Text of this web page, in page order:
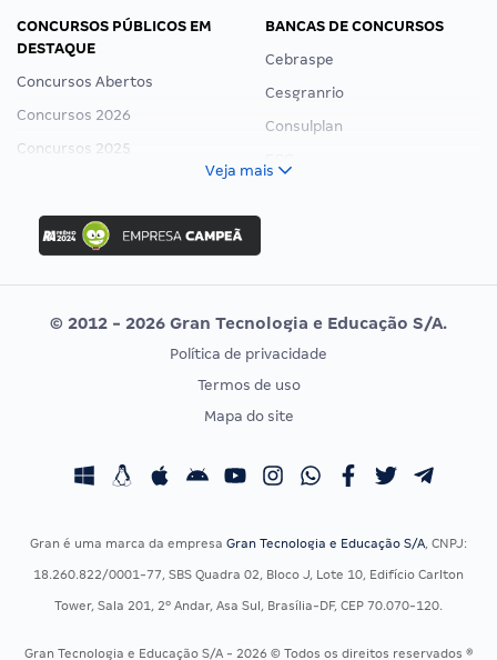
CONCURSOS PÚBLICOS EM
DESTAQUE
Concursos Abertos
Concursos 2026
Concursos 2025
Concurso Ibama
Concurso MPU
Editais publicados
BANCAS DE CONCURSOS
Cebraspe
Cesgranrio
Consulplan
Vunesp
CONCURSOS POR PROFISSÃO
Concursos Fiscais
EXAME DE ORDEM
Calendário OAB
Veja mais
© 2012 - 2026 Gran Tecnologia e Educação S/A.
Política de privacidade
Termos de uso
Mapa do site
Gran é uma marca da empresa Gran Tecnologia e Educação S/A, CNPJ:
18.260.822/0001-77, SBS Quadra 02, Bloco J, Lote 10, Edifício Carlton
Tower, Sala 201, 2º Andar, Asa Sul, Brasília-DF, CEP 70.070-120.
Gran Tecnologia e Educação S/A - 2026 © Todos os direitos reservados ®